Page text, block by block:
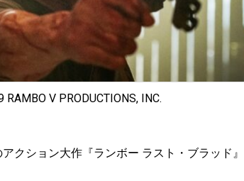
RAMBO V PRODUCTIONS, INC.
クション大作『ランボー ラスト・ブラッド